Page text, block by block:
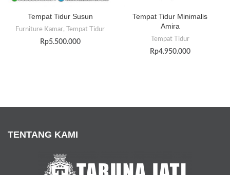
Tempat Tidur Susun
Furniture Kamar,
Tempat Tidur
Rp5.500.000
Tempat Tidur Minimalis
Amira
Tempat Tidur
Rp4.950.000
TENTANG KAMI